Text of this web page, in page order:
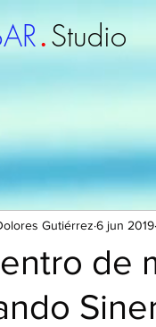
.Studio
de
Gutiérrez 6 jun 2019